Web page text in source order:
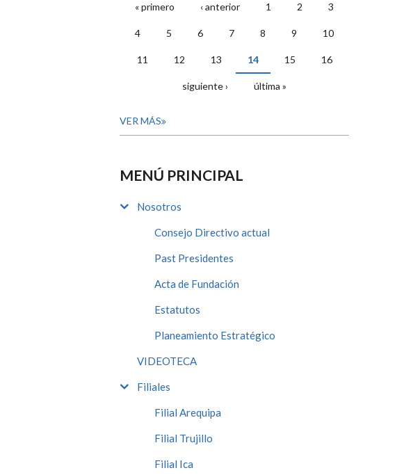
PÁGINAS
« primero ‹ anterior 1 2 3
4 5 6 7 8 9 10
11 12 13 14 15 16
siguiente › última »
VER MÁS
MENÚ PRINCIPAL
Nosotros
Consejo Directivo actual
Past Presidentes
Acta de Fundación
Estatutos
Planeamiento Estratégico
VIDEOTECA
Filiales
Filial Arequipa
Filial Trujillo
Filial Ica